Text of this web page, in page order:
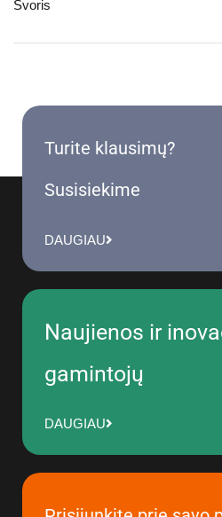
Svoris
Turite klausimų?
Susisiekime
DAUGIAU
Naujienos ir
gamintojų
DAUGIAU